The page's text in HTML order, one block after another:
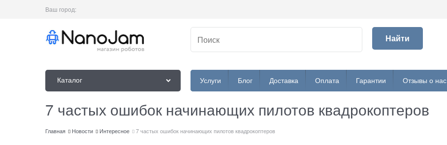
Ваш город:
Найти
Каталог Услуги Блог Доставка Оплата Гарантии Отзывы о нас
7 частых ошибок начинающих пилотов квадрокоптеров
Главная Новости Интересное 7 частых ошибок начинающих пилотов квадрокоптеров